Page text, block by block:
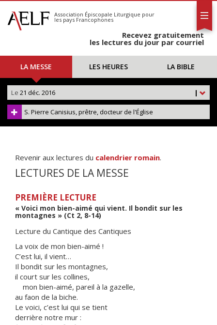
S'abonner
Calendrier
Association Épiscopale Liturgique pour
les pays Francophones
Recevez gratuitement
les lectures du jour par courriel
LA MESSE LES HEURES LA BIBLE
|
Le 21 déc. 2016
S. Pierre Canisius, prêtre, docteur de l'Église
Revenir aux lectures du calendrier romain.
LECTURES DE LA MESSE
PREMIÈRE LECTURE
« Voici mon bien-aimé qui vient. Il bondit sur les
montagnes » (Ct 2, 8-14)
Lecture du Cantique des Cantiques
La voix de mon bien-aimé !
C’est lui, il vient…
Il bondit sur les montagnes,
il court sur les collines,
mon bien-aimé, pareil à la gazelle,
au faon de la biche.
Le voici, c’est lui qui se tient
derrière notre mur :